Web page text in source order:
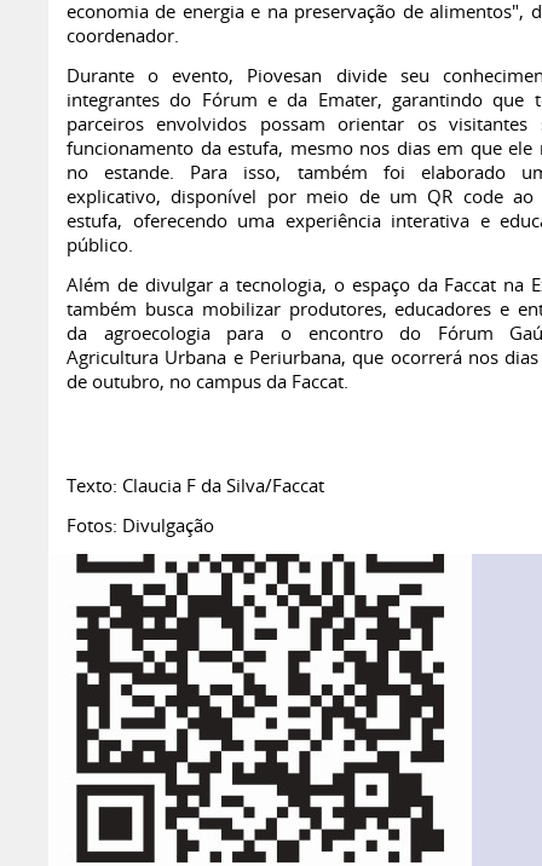
economia de energia e na preservação de alimentos",
coordenador.
Durante o evento, Piovesan divide seu
integrantes do Fórum e da Emater, garantindo que
parceiros envolvidos possam orientar os visitantes
funcionamento da estufa, mesmo nos dias em que ele
no estande. Para isso, também foi elaborado
explicativo, disponível por meio de um QR code ao
estufa, oferecendo uma experiência interativa e
público.
Além de divulgar a tecnologia, o espaço da Faccat na
também busca mobilizar produtores, educadores e
da agroecologia para o encontro do Fórum
Agricultura Urbana e Periurbana, que ocorrerá nos
de outubro, no campus da Faccat.
Texto: Claucia F da Silva/Faccat
Fotos: Divulgação